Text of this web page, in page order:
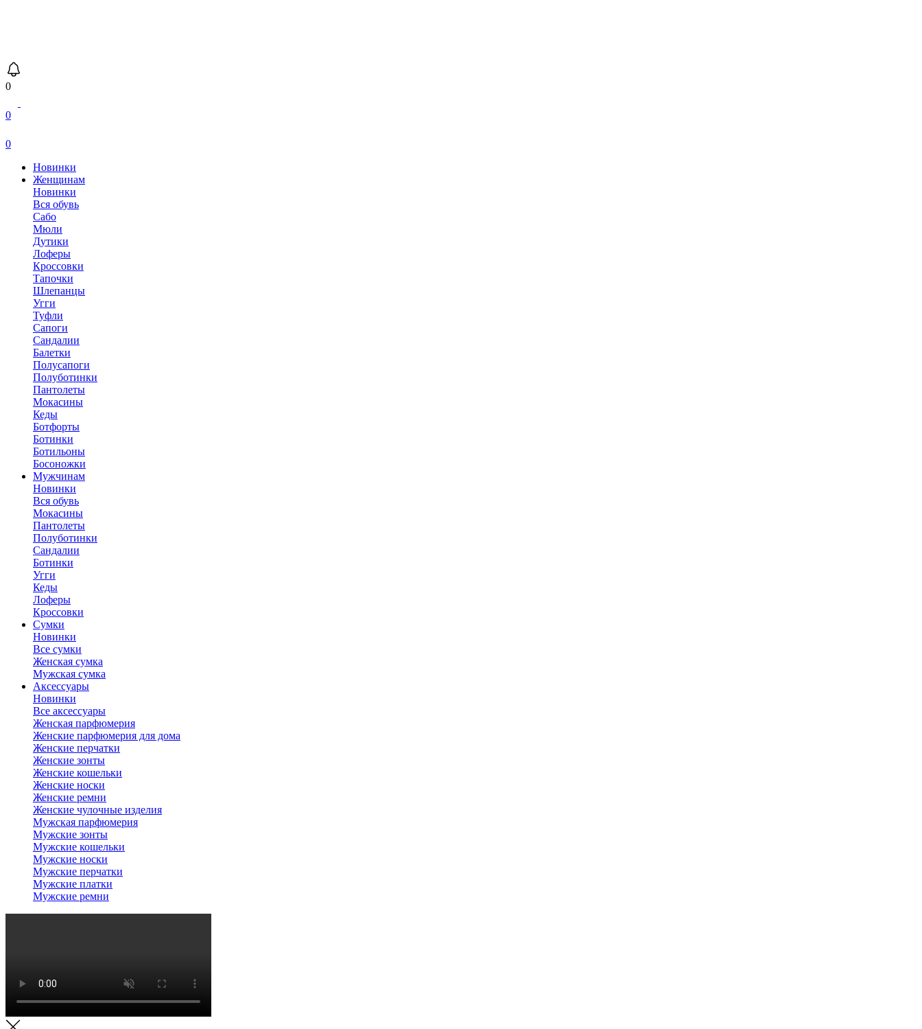
0
0
0
Новинки
Женщинам
Новинки
Вся обувь
Сабо
Мюли
Дутики
Лоферы
Кроссовки
Тапочки
Шлепанцы
Угги
Туфли
Сапоги
Сандалии
Балетки
Полусапоги
Полуботинки
Пантолеты
Мокасины
Кеды
Ботфорты
Ботинки
Ботильоны
Босоножки
Мужчинам
Новинки
Вся обувь
Мокасины
Пантолеты
Полуботинки
Сандалии
Ботинки
Угги
Кеды
Лоферы
Кроссовки
Сумки
Новинки
Все сумки
Женская сумка
Мужская сумка
Аксессуары
Новинки
Все аксессуары
Женская парфюмерия
Женские парфюмерия для дома
Женские перчатки
Женские зонты
Женские кошельки
Женские носки
Женские ремни
Женские чулочные изделия
Мужская парфюмерия
Мужские зонты
Мужские кошельки
Мужские носки
Мужские перчатки
Мужские платки
Мужские ремни